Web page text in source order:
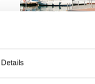
Details